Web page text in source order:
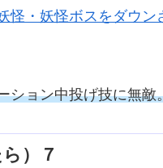
怪・妖怪ボスをダウ
ション中投げ技に無敵
）７